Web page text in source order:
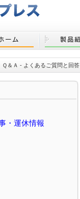
Ｑ＆Ａ - よくあるご質問と回答
・運休情報